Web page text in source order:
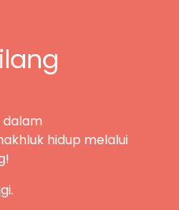
dalam
hidup melalui